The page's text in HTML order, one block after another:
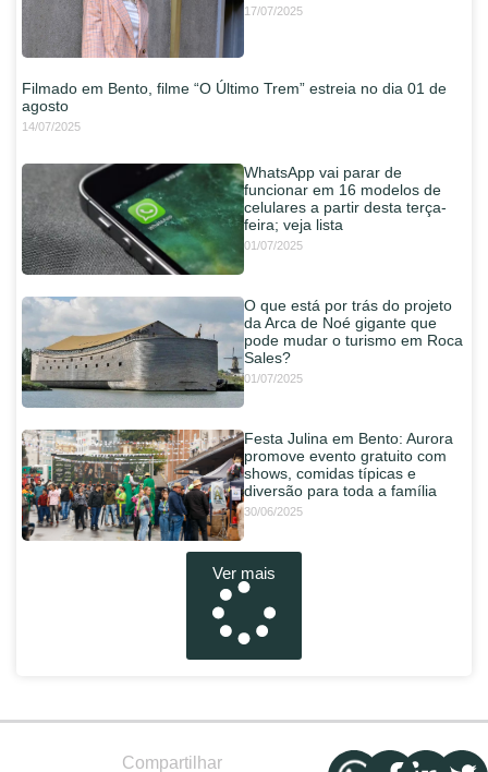
17/07/2025
Filmado em Bento, filme “O Último Trem” estreia no dia 01 de
agosto
14/07/2025
WhatsApp vai parar de
funcionar em 16 modelos de
celulares a partir desta terça-
feira; veja lista
01/07/2025
O que está por trás do projeto
da Arca de Noé gigante que
pode mudar o turismo em Roca
Sales?
01/07/2025
Festa Julina em Bento: Aurora
promove evento gratuito com
shows, comidas típicas e
diversão para toda a família
30/06/2025
Ver mais
Compartilhar